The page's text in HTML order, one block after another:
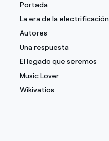
Portada
La era de la electrificación
Autores
Una respuesta
El legado que seremos
Music Lover
Wikivatios